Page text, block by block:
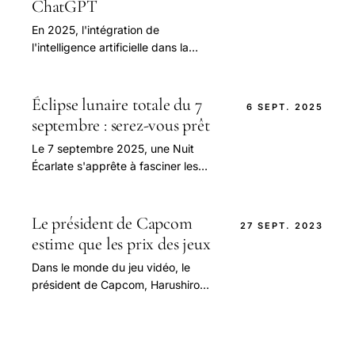
ChatGPT
En 2025, l'intégration de
l'intelligence artificielle dans la
ambitieuse de Microsoft.
Éclipse lunaire totale du 7
septembre : serez-vous prêt
Le 7 septembre 2025, une Nuit
Écarlate s'apprête à fasciner les
6 SEPT. 2025
Le président de Capcom
estime que les prix des jeux
Dans le monde du jeu vidéo, le
président de Capcom, Harushiro
27 SEPT. 2023